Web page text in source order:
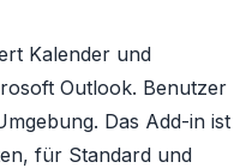
Kalender und
Outlook. Benutzer
Das Add-in ist
für Standard und